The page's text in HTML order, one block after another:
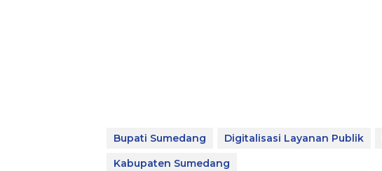
Bupati Sumedang Digitalisasi Layanan Publik
Kabupaten Sumedang